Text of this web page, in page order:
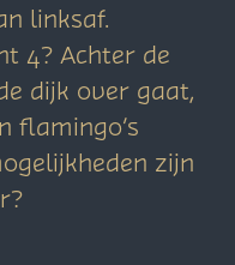
linksaf.
4? Achter de
dijk over gaat,
flamingo’s
zijn